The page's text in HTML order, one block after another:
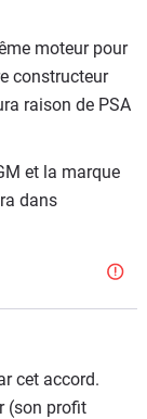
moteur pour
constructeur
raison de PSA
et la marque
dans
cet accord.
(son profit